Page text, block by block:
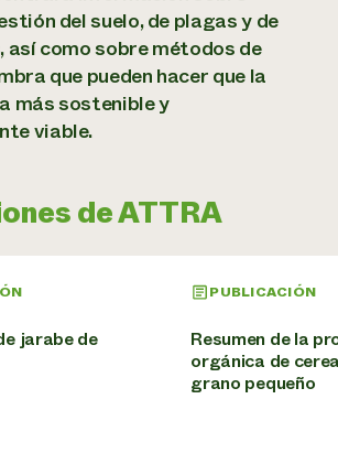
y financieros
de
locales
comerciales
de información AgriSolar
a la
de la
del suelo, de plagas y de
así como sobre métodos de
que pueden hacer que la
más sostenible y
viable.
de ATTRA
jarabe de
PUBLICACIÓN
Resumen de la
orgánica de
grano pequeño